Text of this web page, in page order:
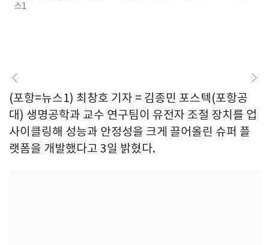
스1
(포항=뉴스1) 최창호 기자 = 김종민 포스텍(포항공
대) 생명공학과 교수 연구팀이 유전자 조절 장치를 업
사이클링해 성능과 안정성을 크게 끌어올린 슈퍼 플
랫폼을 개발했다고 3일 밝혔다.